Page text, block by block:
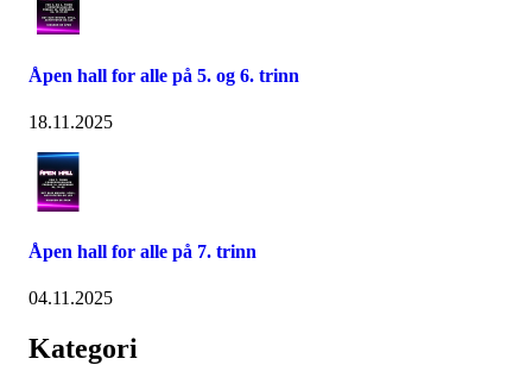
Åpen hall for alle på 5. og 6. trinn
18.11.2025
Åpen hall for alle på 7. trinn
04.11.2025
Kategori